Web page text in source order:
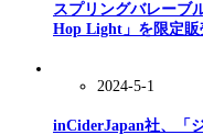
スプリングバレーブ
Hop Light」を限定販
2024-5-1
inCiderJapan社、「